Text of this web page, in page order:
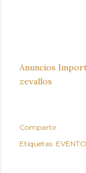
Anuncios
zevallos
Compartir
Etiquetas: